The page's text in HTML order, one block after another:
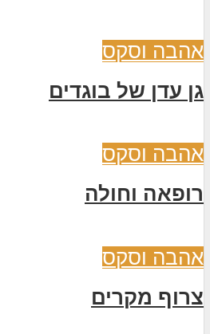
אהבה וסקס
גן עדן של בוגדים
אהבה וסקס
רופאה וחולה
אהבה וסקס
צרוף מקרים